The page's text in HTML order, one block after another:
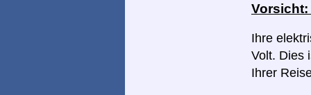
Vorsicht:
Ihre
Volt. Dies
Ihrer